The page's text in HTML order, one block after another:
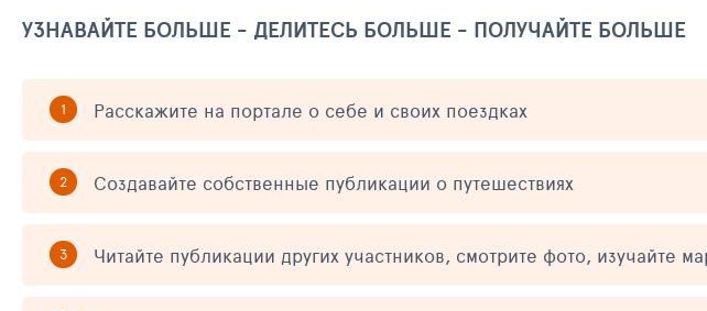
УЗНАВАЙТЕ БОЛЬШЕ - ДЕЛИТЕСЬ БОЛЬШЕ - ПОЛУЧАЙТЕ БОЛЬШЕ
Расскажите на портале о себе и своих поездках
Создавайте собственные публикации о путешествиях
Читайте публикации других участников, смотрите фото, изучайте